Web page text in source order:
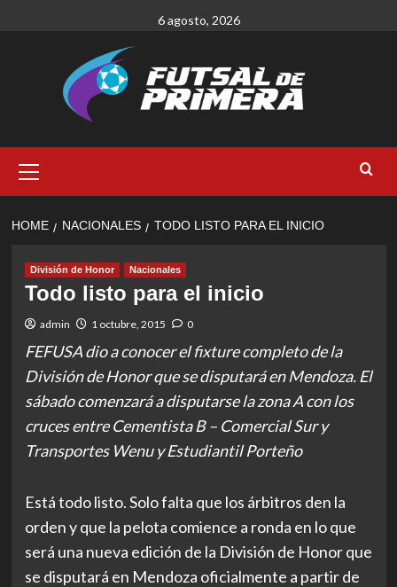
6 agosto, 2026
Menu
HOME NACIONALES TODO LISTO PARA EL INICIO
División de Honor Nacionales
Todo listo para el inicio
admin 1 octubre, 2015 0
FEFUSA dio a conocer el fixture completo de la
División de Honor que se disputará en Mendoza. El
sábado comenzará a disputarse la zona A con los
cruces entre Cementista B – Comercial Sur y
Transportes Wenu y Estudiantil Porteño
Está todo listo. Solo falta que los árbitros den la
orden y que la pelota comience a ronda en lo que
será una nueva edición de la División de Honor que
se disputará en Mendoza oficialmente a partir de